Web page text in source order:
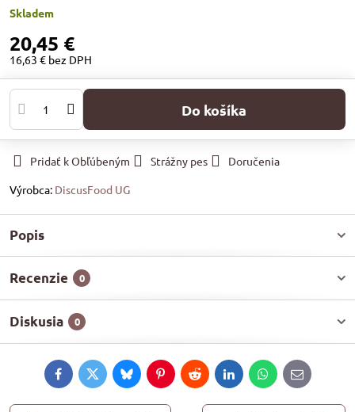
Skladem
20,45 €
16,63 € bez DPH
Do košíka
Pridať k Obľúbeným Strážny pes
Doručenia
Výrobca: DiscusFood UG
Popis
Recenzie 0
Diskusia 0
FacebookTwitterBlueskyPinterestRedditLinkedInWhatsApp
E-
mail